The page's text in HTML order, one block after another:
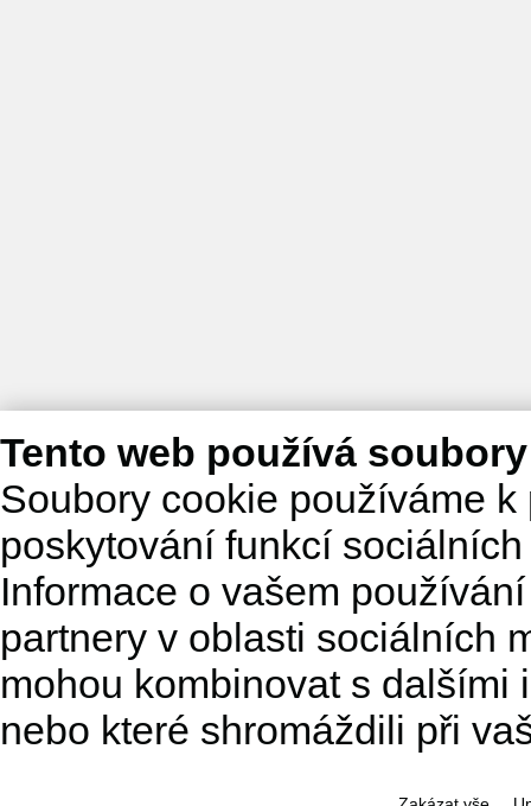
Tento web používá
Soubory cookie používáme
poskytování funkcí
Informace o vašem
partnery v oblasti sociálních
mohou kombinovat s dalšími
nebo které shromáždili při